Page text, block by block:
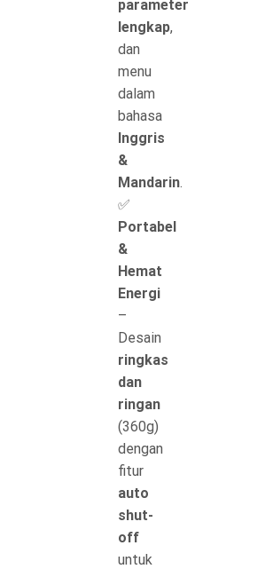
parameter
lengkap,
dan
menu
dalam
bahasa
Inggris
&
Mandarin.
✅
Portabel
&
Hemat
Energi
–
Desain
ringkas
dan
ringan
(360g)
dengan
fitur
auto
shut-
off
untuk